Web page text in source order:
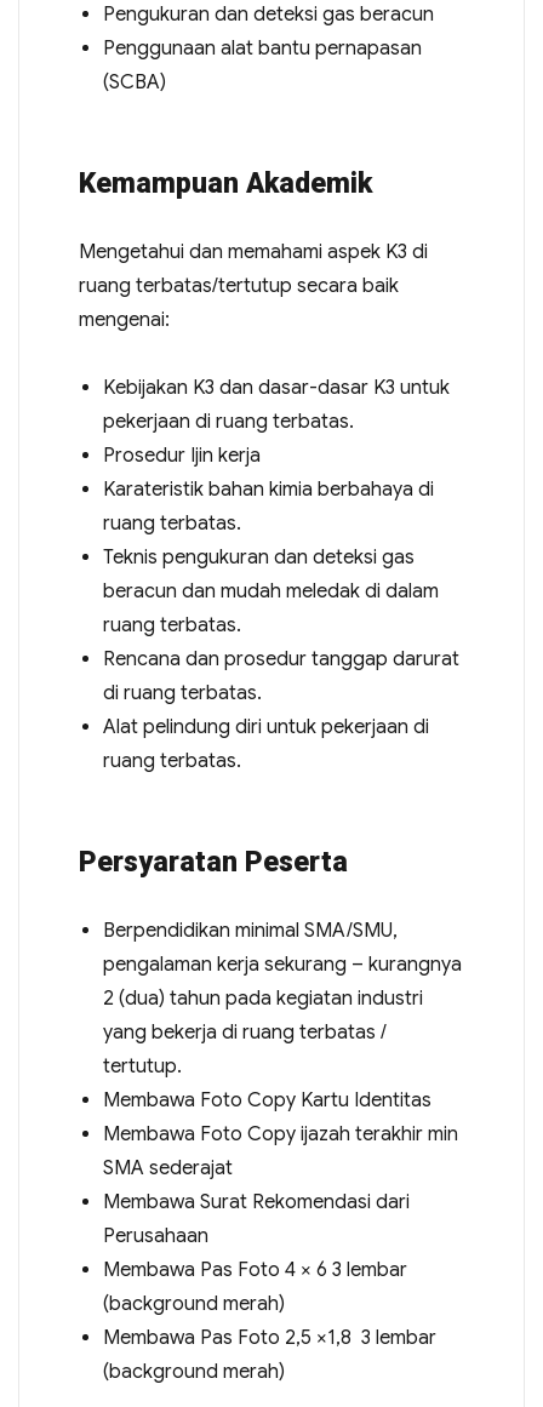
Pengukuran dan deteksi gas beracun
Penggunaan alat bantu pernapasan
(SCBA)
Kemampuan Akademik
Mengetahui dan memahami aspek K3 di
ruang terbatas/tertutup secara baik
mengenai:
Kebijakan K3 dan dasar-dasar K3 untuk
pekerjaan di ruang terbatas.
Prosedur Ijin kerja
Karateristik bahan kimia berbahaya di
ruang terbatas.
Teknis pengukuran dan deteksi gas
beracun dan mudah meledak di dalam
ruang terbatas.
Rencana dan prosedur tanggap darurat
di ruang terbatas.
Alat pelindung diri untuk pekerjaan di
ruang terbatas.
Persyaratan Peserta
Berpendidikan minimal SMA/SMU,
pengalaman kerja sekurang – kurangnya
2 (dua) tahun pada kegiatan industri
yang bekerja di ruang terbatas /
tertutup.
Membawa Foto Copy Kartu Identitas
Membawa Foto Copy ijazah terakhir min
SMA sederajat
Membawa Surat Rekomendasi dari
Perusahaan
Membawa Pas Foto 4 × 6 3 lembar
(background merah)
Membawa Pas Foto 2,5 ×1,8 3 lembar
(background merah)